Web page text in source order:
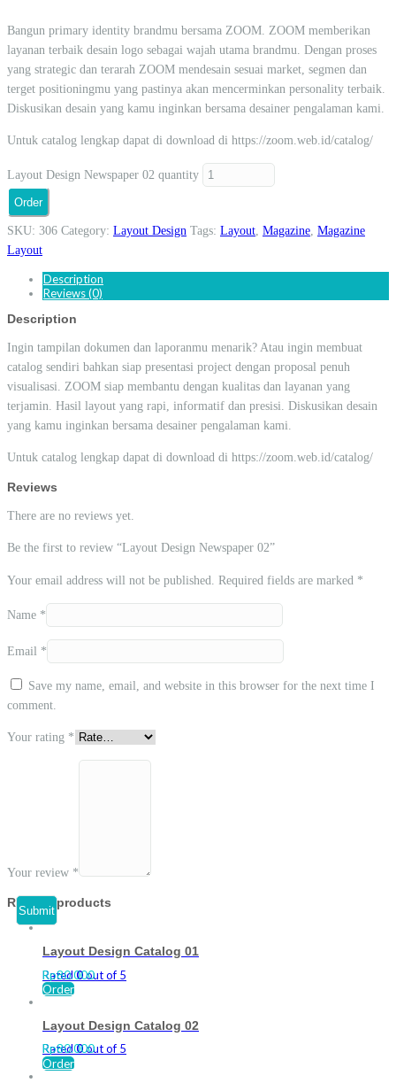
Bangun primary identity brandmu bersama ZOOM. ZOOM memberikan
layanan terbaik desain logo sebagai wajah utama brandmu. Dengan proses
yang strategic dan terarah ZOOM mendesain sesuai market, segmen dan
terget positioningmu yang pastinya akan mencerminkan personality terbaik.
Diskusikan desain yang kamu inginkan bersama desainer pengalaman kami.
Untuk catalog lengkap dapat di download di https://zoom.web.id/catalog/
Layout Design Newspaper 02 quantity
Order
SKU: 306 Category: Layout Design Tags: Layout, Magazine, Magazine
Layout
Description
Reviews (0)
Description
Ingin tampilan dokumen dan laporanmu menarik? Atau ingin membuat
catalog sendiri bahkan siap presentasi project dengan proposal penuh
visualisasi. ZOOM siap membantu dengan kualitas dan layanan yang
terjamin. Hasil layout yang rapi, informatif dan presisi. Diskusikan desain
yang kamu inginkan bersama desainer pengalaman kami.
Untuk catalog lengkap dapat di download di https://zoom.web.id/catalog/
Reviews
There are no reviews yet.
Be the first to review “Layout Design Newspaper 02”
Your email address will not be published. Required fields are marked *
Name *
Email *
Save my name, email, and website in this browser for the next time I
comment.
Your rating *
Your review *
Related products
Layout Design Catalog 01
Rated0out of 5
Rp80.000
Order
Layout Design Catalog 02
Rated0out of 5
Rp80.000
Order